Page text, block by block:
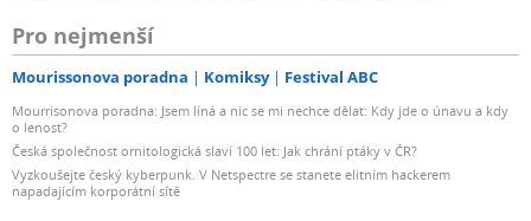
Pro nejmenší
Mourissonova poradna Komiksy Festival ABC
Mourrisonova poradna: Jsem líná a nic se mi nechce dělat: Kdy jde o únavu a kdy
o lenost?
Česká společnost ornitologická slaví 100 let: Jak chrání ptáky v ČR?
Vyzkoušejte český kyberpunk. V Netspectre se stanete elitním hackerem
napadajícím korporátní sítě